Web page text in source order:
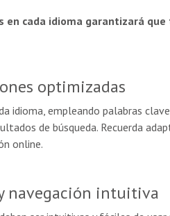
cada idioma garantizará
optimizadas
idioma, empleando palabras
de búsqueda. Recuerda
online.
navegación intuitiva